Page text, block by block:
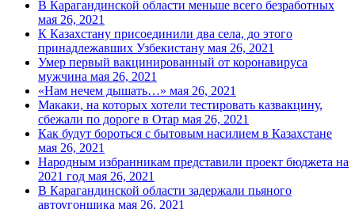
В Карагандинской области меньше всего безработных
мая 26, 2021
К Казахстану присоединили два села, до этого
принадлежавших Узбекистану мая 26, 2021
Умер первый вакцинированный от коронавируса
мужчина мая 26, 2021
«Нам нечем дышать…» мая 26, 2021
Макаки, на которых хотели тестировать казвакцину,
сбежали по дороге в Отар мая 26, 2021
Как будут бороться с бытовым насилием в Казахстане
мая 26, 2021
Народным избранникам представили проект бюджета на
2021 год мая 26, 2021
В Карагандинской области задержали пьяного
автоугонщика мая 26, 2021